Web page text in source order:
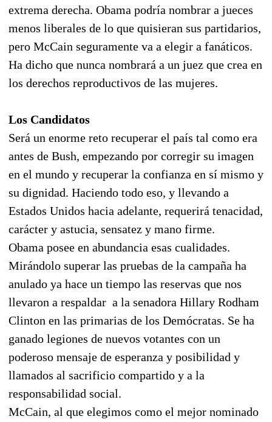
extrema derecha. Obama podría nombrar a jueces
menos liberales de lo que quisieran sus partidarios,
pero McCain seguramente va a elegir a fanáticos.
Ha dicho que nunca nombrará a un juez que crea en
los derechos reproductivos de las mujeres.
Los Candidatos
Será un enorme reto recuperar el país tal como era
antes de Bush, empezando por corregir su imagen
en el mundo y recuperar la confianza en sí mismo y
su dignidad. Haciendo todo eso, y llevando a
Estados Unidos hacia adelante, requerirá tenacidad,
carácter y astucia, sensatez y mano firme.
Obama posee en abundancia esas cualidades.
Mirándolo superar las pruebas de la campaña ha
anulado ya hace un tiempo las reservas que nos
llevaron a respaldar a la senadora Hillary Rodham
Clinton en las primarias de los Demócratas. Se ha
ganado legiones de nuevos votantes con un
poderoso mensaje de esperanza y posibilidad y
llamados al sacrificio compartido y a la
responsabilidad social.
McCain, al que elegimos como el mejor nominado